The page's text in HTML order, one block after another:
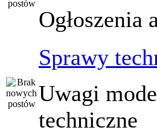
Sprawy
Uwagi
techniczne